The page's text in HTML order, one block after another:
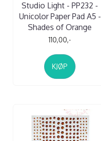
Studio Light - PP232 -
Unicolor Paper Pad A5 -
Shades of Orange
110,00,-
KJØP